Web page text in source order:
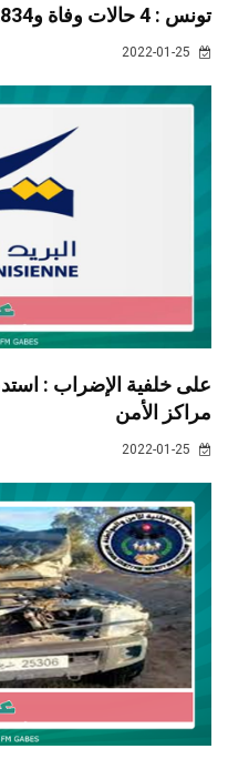
تونس : 4 حالات وفاة و2834 إصابة جديدة بكورونا
على خلفية الإضراب :
مراكز الأمن